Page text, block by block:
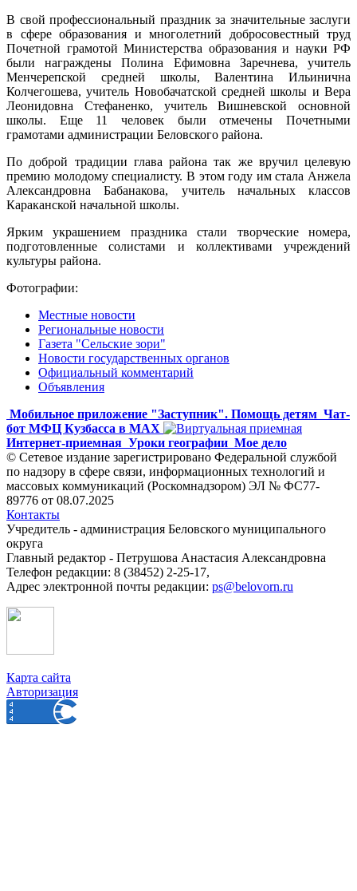
В свой профессиональный праздник за значительные заслуги
в сфере образования и многолетний добросовестный труд
Почетной грамотой Министерства образования и науки РФ
были награждены Полина Ефимовна Заречнева, учитель
Менчерепской средней школы, Валентина Ильинична
Колчегошева, учитель Новобачатской средней школы и Вера
Леонидовна Стефаненко, учитель Вишневской основной
школы. Еще 11 человек были отмечены Почетными
грамотами администрации Беловского района.
По доброй традиции глава района так же вручил целевую
премию молодому специалисту. В этом году им стала Анжела
Александровна Бабанакова, учитель начальных классов
Караканской начальной школы.
Ярким украшением праздника стали творческие номера,
подготовленные солистами и коллективами учреждений
культуры района.
Фотографии:
Местные новости
Региональные новости
Газета "Сельские зори"
Новости государственных органов
Официальный комментарий
Объявления
Мобильное приложение "Заступник". Помощь детям Чат-
бот МФЦ Кузбасса в MAX
Интернет-приемная Уроки географии Мое дело
© Сетевое издание зарегистрировано Федеральной службой
по надзору в сфере связи, информационных технологий и
массовых коммуникаций (Роскомнадзором) ЭЛ № ФС77-
89776 от 08.07.2025
Контакты
Учредитель - администрация Беловского муниципального
округа
Главный редактор - Петрушова Анастасия Александровна
Телефон редакции: 8 (38452) 2-25-17,
Адрес электронной почты редакции: ps@belovorn.ru
Карта сайта
Авторизация